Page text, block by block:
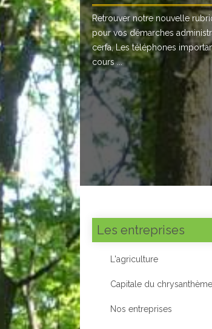
Retrouver notre nouvelle
pour vos démarches
cerfa, Les téléphones
cours ...
Les entreprises
L'agriculture
Capitale du chrysanthème
Nos entreprises